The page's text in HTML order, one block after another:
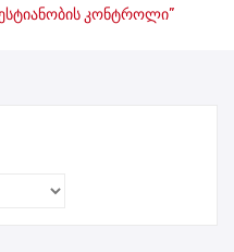
კონტროლი”